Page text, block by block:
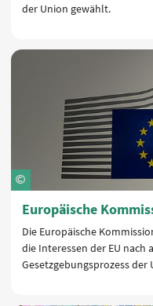
der Union gewählt.
Europäische
Die Europäische
die Interessen der EU nach
Gesetzgebungsprozess